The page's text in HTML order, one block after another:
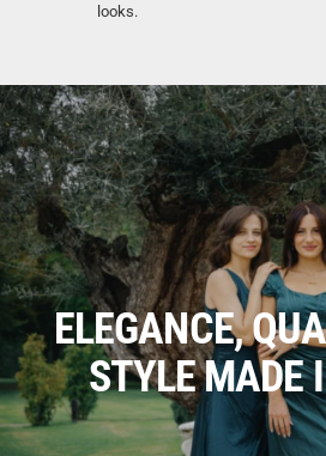
looks.
ELEGANCE,
STYLE MADE